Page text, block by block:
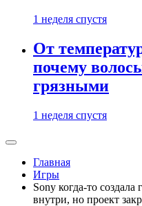
1 неделя спустя
От
почему
грязными
1 неделя спустя
Главная
Игры
Sony когда-то
внутри, но проект